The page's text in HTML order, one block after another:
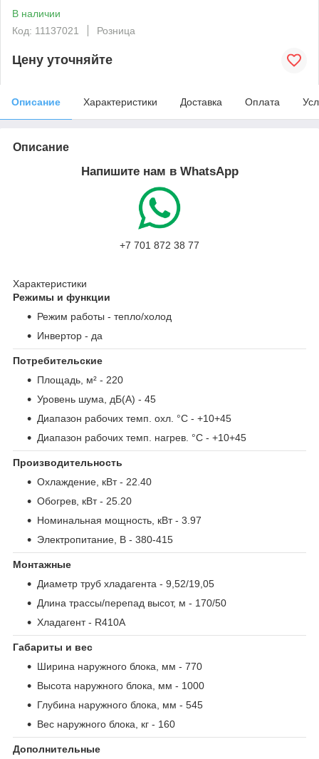
В наличии
Код: 11137021
Розница
Цену уточняйте
Описание Характеристики Доставка Оплата
Описание
Напишите нам в WhatsApp
+7 701 872 38 77
Характеристики
Режимы и функции
Режим работы - тепло/холод
Инвертор - да
Потребительские
Площадь, м² - 220
Уровень шума, дБ(А) - 45
Диапазон рабочих темп. охл. °С - +10+45
Диапазон рабочих темп. нагрев. °С - +10+45
Производительность
Охлаждение, кВт- 22.40
Обогрев, кВт- 25.20
Номинальная мощность, кВт- 3.97
Электропитание, В - 380-415
Монтажные
Диаметр труб хладагента - 9,52/19,05
Длина трассы/перепад высот, м - 170/50
Хладагент- R410A
Габариты и вес
Ширина наружного блока, мм - 770
Высота наружного блока, мм - 1000
Глубина наружного блока, мм - 545
Вес наружного блока, кг - 160
Дополнительные